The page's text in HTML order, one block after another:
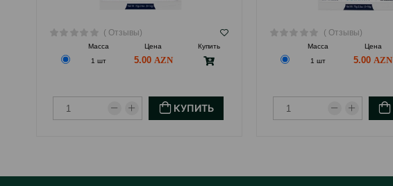
( Отзывы)
Масса Цена
Купить
1 шт
5.00
КУПИТЬ
( Отзывы)
Масса Цена
1 шт
5.00